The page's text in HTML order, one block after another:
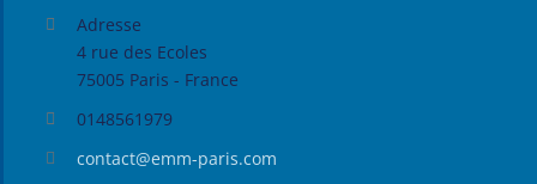
Adresse
4 rue des Ecoles
75005 Paris - France
0148561979
contact@emm-paris.com